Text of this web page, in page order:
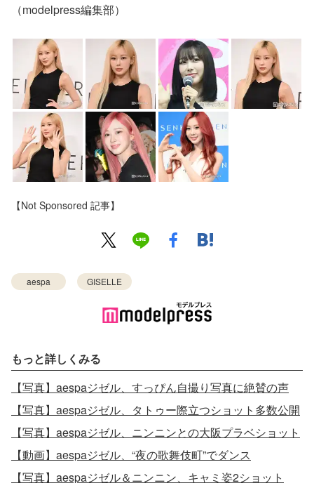
（modelpress編集部）
【Not Sponsored 記事】
aespa GISELLE
もっと詳しくみる
【写真】aespaジゼル、すっぴん自撮り写真に絶賛の声
【写真】aespaジゼル、タトゥー際立つショット多数公開
【写真】aespaジゼル、ニンニンとの大阪プラベショット
【動画】aespaジゼル、“夜の歌舞伎町”でダンス
【写真】aespaジゼル＆ニンニン、キャミ姿2ショット